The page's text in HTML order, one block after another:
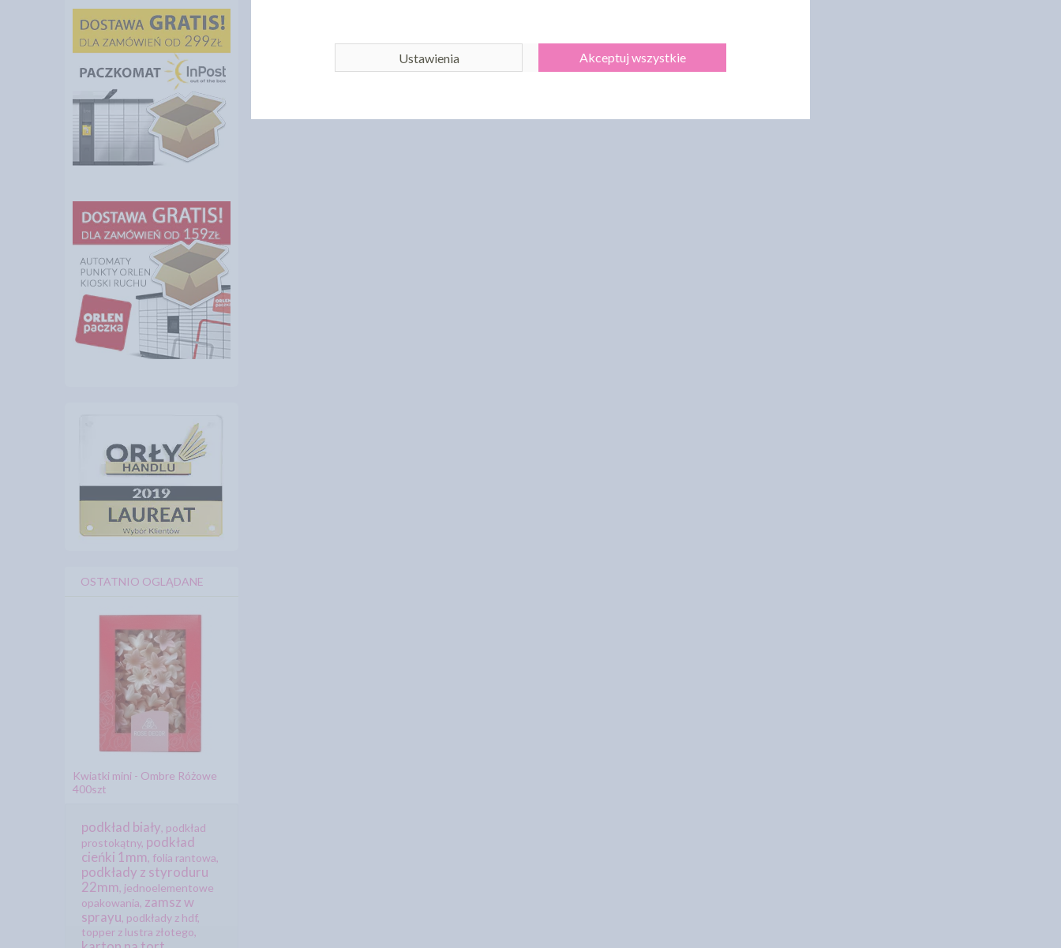
OSTATNIO OGLĄDANE
Kwiatki mini - Ombre Różowe
400szt
podkład biały, podkład
prostokątny, podkład
cieńki 1mm, folia rantowa,
podkłady z styroduru
22mm, jednoelementowe
opakowania, zamsz w
sprayu, podkłady z hdf,
topper z lustra złotego,
Ustawienia Akceptuj wszystkie